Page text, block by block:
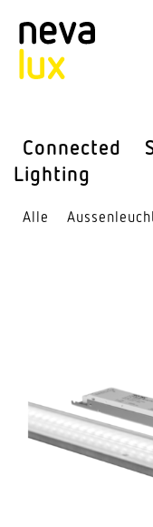
Connected
Lighting
Alle